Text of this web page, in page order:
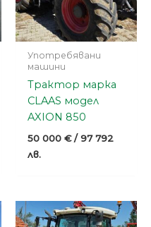
Употребявани
машини
Трактор марка
CLAAS модел
AXION 850
50 000€/ 97 792
лв.